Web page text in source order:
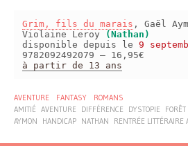
Grim, fils du marais , Gaël
Violaine Leroy
(Nathan)
disponible depuis le 9
9782092492079 – 16,95€
à partir de 13 ans
AVENTURE FANTASY
ROMANS
AMITIÉ AVENTURE DIFFÉRENCE DYSTOPIE FORÊT
AYMON
HANDICAP NATHAN RENTRÉE LITTÉRAIRE